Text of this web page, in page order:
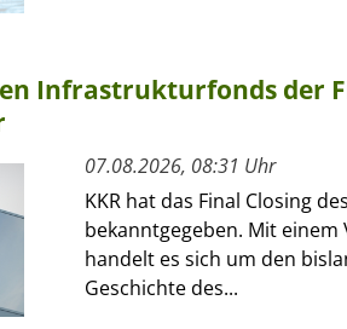
Infrastrukturfonds der
07.08.2026, 08:31 Uhr
KKR hat das Final Closing
bekanntgegeben. Mit
handelt es sich um den
Geschichte des...